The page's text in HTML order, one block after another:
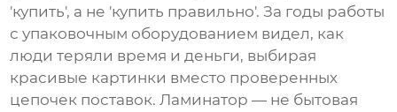
'купить', а не 'купить правильно'. За годы работы
с упаковочным оборудованием видел, как
люди теряли время и деньги, выбирая
красивые картинки вместо проверенных
цепочек поставок. Ламинатор — не бытовая